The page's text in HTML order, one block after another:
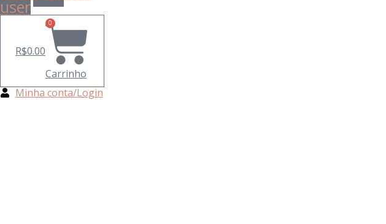
user
R$0.00
0
Carrinho
Minha conta/Login